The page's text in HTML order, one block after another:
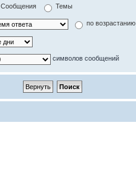
Сообщения Темы
по возрастанию
символов сообщений